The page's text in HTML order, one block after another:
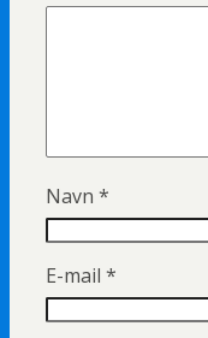
Navn *
E-mail *